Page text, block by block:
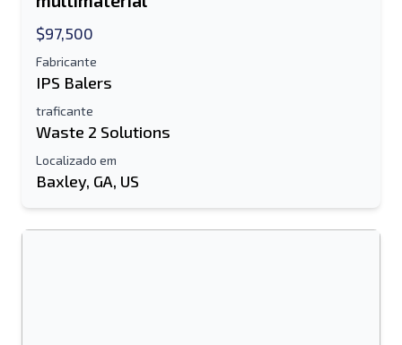
Móvel
$97,500
Fabricante
IPS Balers
traficante
Waste 2 Solutions
Localizado em
Baxley, GA, US
Seu nome completo
informação adicional